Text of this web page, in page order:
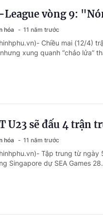
League vòng 9:
hóa 11 năm trước
Chiều mai (12/4)
xung quanh “chảo lửa”
U23 sẽ đấu 4 trận
hóa 11 năm trước
Tập trung từ
Singapore dự SEA Games 28.